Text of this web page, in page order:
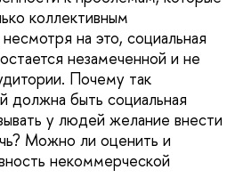
коллективным
на это, социальная
незамеченной и не
Почему так
должна быть социальная
у людей желание внести
Можно ли оценить и
некоммерческой